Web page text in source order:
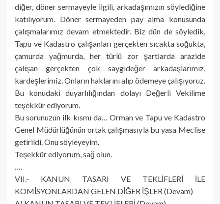
diğer, döner sermayeyle ilgili, arkadaşımızın söylediğine
katılıyorum. Döner sermayeden pay alma konusunda
çalışmalarımız devam etmektedir. Biz dün de söyledik,
Tapu ve Kadastro çalışanları gerçekten sıcakta soğukta,
çamurda yağmurda, her türlü zor şartlarda arazide
çalışan gerçekten çok saygıdeğer arkadaşlarımız,
kardeşlerimiz. Onların haklarını alıp ödemeye çalışıyoruz.
Bu konudaki duyarlılığından dolayı Değerli Vekilime
teşekkür ediyorum.
Bu sorunuzun ilk kısmı da… Orman ve Tapu ve Kadastro
Genel Müdürlüğünün ortak çalışmasıyla bu yasa Meclise
getirildi. Onu söyleyeyim.
Teşekkür ediyorum, sağ olun.
….
VII.- KANUN TASARI VE TEKLİFLERİ İLE
KOMİSYONLARDAN GELEN DİĞER İŞLER (Devam)